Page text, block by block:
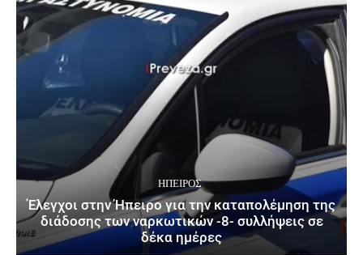
ΉΠΕΙΡΟΣ
Έλεγχοι στην Ήπειρο για την καταπολέμηση της
διάδοσης των ναρκωτικών -8- συλλήψεις σε
δέκα ημέρες